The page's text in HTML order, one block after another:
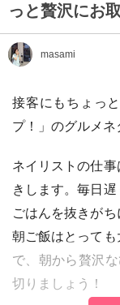
っと贅沢にお
masami
接客にもちょっ
プ！」のグルメネ
ネイリストの仕
きします。毎日
ごはんを抜きがち
朝ご飯はとって
で、朝から贅沢
切りましょう！